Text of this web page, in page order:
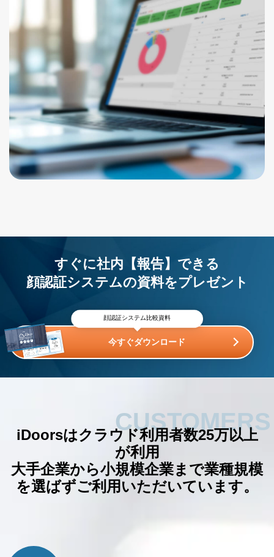
すぐに社内【報告】できる
顔認証システムの資料をプレゼント
顔認証システム比較資料
今すぐダウンロード
CUSTOMERS
iDoorsはクラウド利用者数25万以上
が利用
大手企業から小規模企業まで業種規模
を選ばずご利用いただいています。